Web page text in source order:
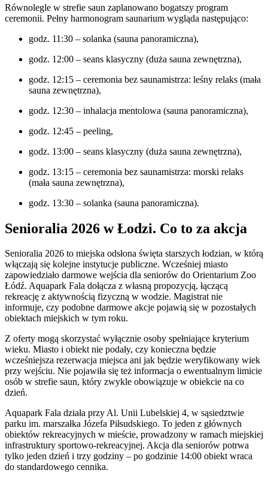
Równolegle w strefie saun zaplanowano bogatszy program
ceremonii. Pełny harmonogram saunarium wygląda następująco:
godz. 11:30 – solanka (sauna panoramiczna),
godz. 12:00 – seans klasyczny (duża sauna zewnętrzna),
godz. 12:15 – ceremonia bez saunamistrza: leśny relaks (mała
sauna zewnętrzna),
godz. 12:30 – inhalacja mentolowa (sauna panoramiczna),
godz. 12:45 – peeling,
godz. 13:00 – seans klasyczny (duża sauna zewnętrzna),
godz. 13:15 – ceremonia bez saunamistrza: morski relaks
(mała sauna zewnętrzna),
godz. 13:30 – solanka (sauna panoramiczna).
Senioralia 2026 w Łodzi. Co to za akcja
Senioralia 2026 to miejska odsłona święta starszych łodzian, w którą
włączają się kolejne instytucje publiczne. Wcześniej miasto
zapowiedziało darmowe wejścia dla seniorów do Orientarium Zoo
Łódź. Aquapark Fala dołącza z własną propozycją, łączącą
rekreację z aktywnością fizyczną w wodzie. Magistrat nie
informuje, czy podobne darmowe akcje pojawią się w pozostałych
obiektach miejskich w tym roku.
Z oferty mogą skorzystać wyłącznie osoby spełniające kryterium
wieku. Miasto i obiekt nie podały, czy konieczna będzie
wcześniejsza rezerwacja miejsca ani jak będzie weryfikowany wiek
przy wejściu. Nie pojawiła się też informacja o ewentualnym limicie
osób w strefie saun, który zwykle obowiązuje w obiekcie na co
dzień.
Aquapark Fala działa przy Al. Unii Lubelskiej 4, w sąsiedztwie
parku im. marszałka Józefa Piłsudskiego. To jeden z głównych
obiektów rekreacyjnych w mieście, prowadzony w ramach miejskiej
infrastruktury sportowo-rekreacyjnej. Akcja dla seniorów potrwa
tylko jeden dzień i trzy godziny – po godzinie 14:00 obiekt wraca
do standardowego cennika.